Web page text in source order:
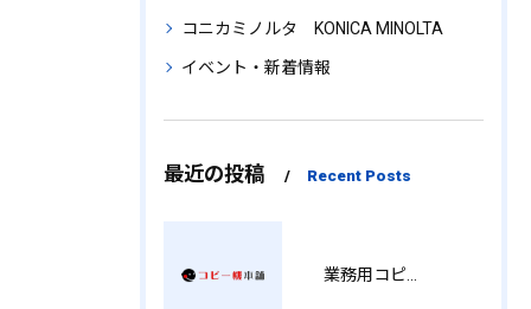
コニカミノルタ KONICA MINOLTA
イベント・新着情報
最近の投稿 Recent Posts